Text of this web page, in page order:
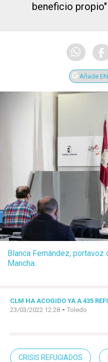
beneficio propio"
Añade
Blanca Fernández,
Mancha.
CLM HA ACOGIDO YA A 435
23/03/2022 12:28 - Toledo
CRISIS REFUGIADOS